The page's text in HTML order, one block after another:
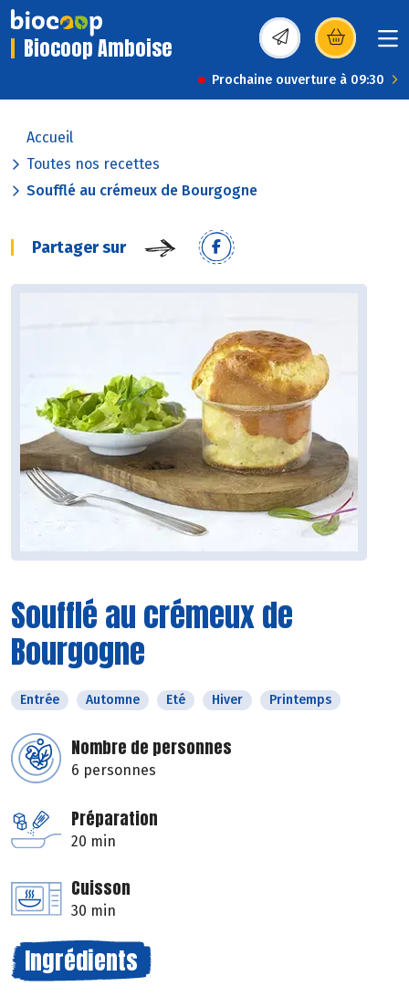
Biocoop Amboise (s’ouvre dans une
Prochaine ouverture à 09:30
Accueil
Toutes nos recettes
Soufflé au crémeux de Bourgogne
Partager sur
Soufflé au crémeux de
Bourgogne
Entrée Automne Eté Hiver Printemps
Nombre de personnes
6 personnes
Préparation
20 min
Cuisson
30 min
Ingrédients